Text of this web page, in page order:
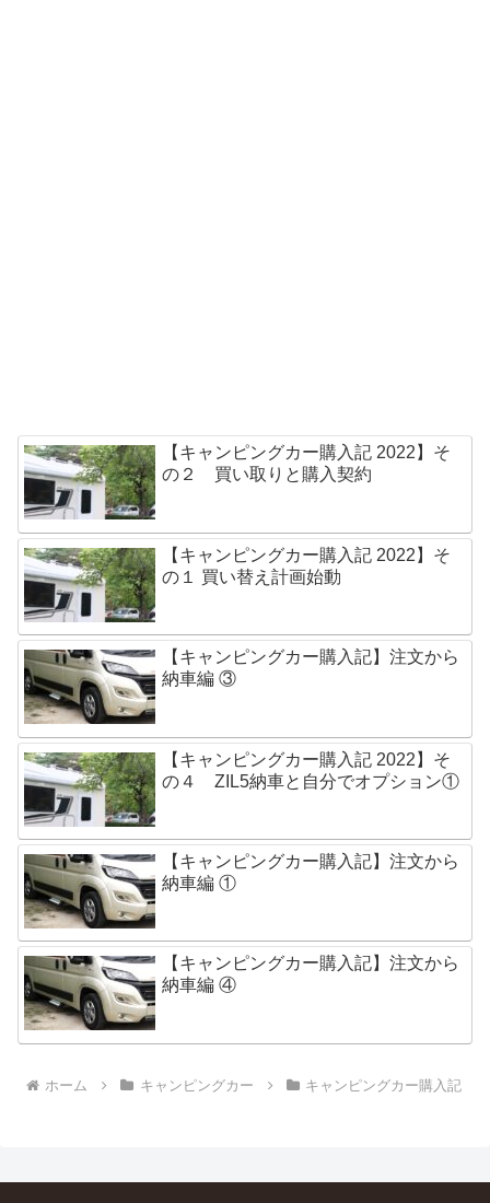
【キャンピングカー購入記 2022】そ
の２ 買い取りと購入契約
【キャンピングカー購入記 2022】そ
の１ 買い替え計画始動
【キャンピングカー購入記】注文から
納車編 ③
【キャンピングカー購入記 2022】そ
の４ ZIL5納車と自分でオプション①
【キャンピングカー購入記】注文から
納車編 ①
【キャンピングカー購入記】注文から
納車編 ④
ホーム キャンピングカー キャンピングカー購入記